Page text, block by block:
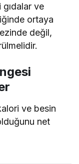
gıdalar ve
ortaya
değil,
ve besin
net